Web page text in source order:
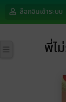
ล็อกอินเข้าระบบ
พี่ไ